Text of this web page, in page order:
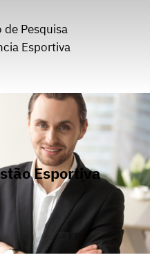
Pesquisa
Esportiva
Esportiva